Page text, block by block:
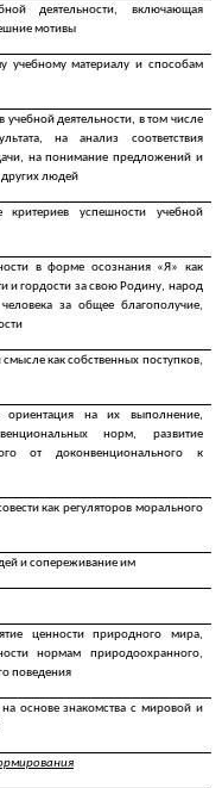
деятельности, включающая
мотивы
учебному материалу и способам
деятельности, в том числе
на анализ соответствия
на понимание предложений и
людей
успешности учебной
в форме осознания «Я» как
и гордости за свою Родину, народ
за общее благополучие,
как собственных поступков,
на их выполнение,
норм, развитие
от доконвенционального к
как регуляторов морального
и сопереживание им
ценности природного мира,
нормам природоохранного,
поведения
на основе знакомства с мировой и